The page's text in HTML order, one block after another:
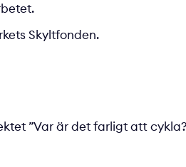
Skyltfonden.
”Var är det farligt att